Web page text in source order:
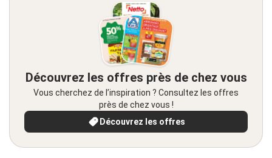
Découvrez les offres près de chez vous
Vous cherchez de l’inspiration ? Consultez les offres
près de chez vous !
Découvrez les offres